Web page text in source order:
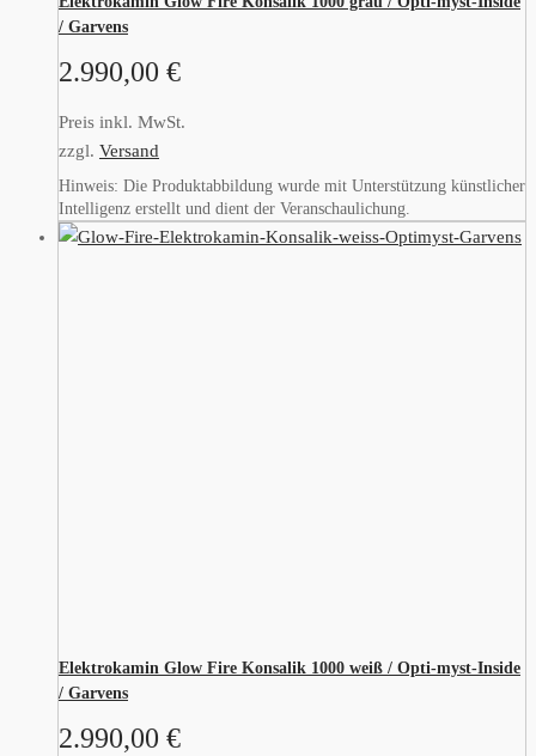
/ Garvens
2.990,00 €
Preis inkl. MwSt.
zzgl. Versand
Hinweis: Die Produktabbildung wurde mit Unterstützung künstlicher
Intelligenz erstellt und dient der Veranschaulichung.
Elektrokamin Glow Fire Konsalik 1000 weiß / Opti-myst-Inside
/ Garvens
2.990,00 €